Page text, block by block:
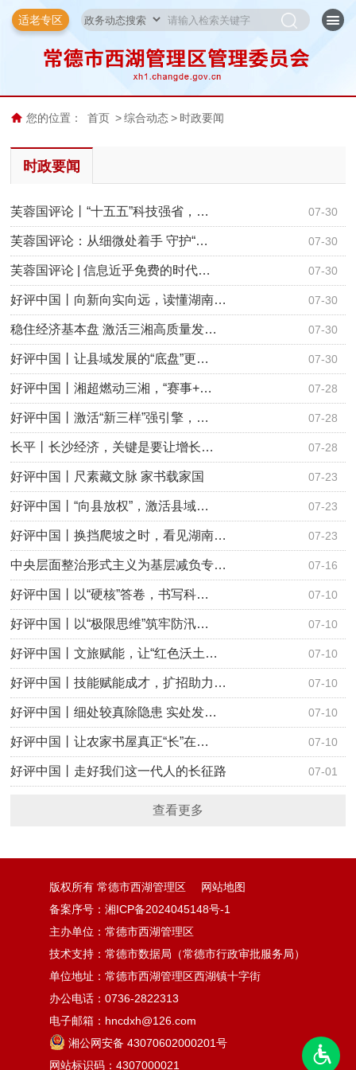
适老专区
您的位置： 首页 > 综合动态 > 时政要闻
时政要闻
07-30
芙蓉国评论丨“十五五”科技强省，…
07-30
芙蓉国评论：从细微处着手 守护“…
07-30
芙蓉国评论 | 信息近乎免费的时代…
07-30
好评中国丨向新向实向远，读懂湖南…
07-30
稳住经济基本盘 激活三湘高质量发…
07-30
好评中国丨让县域发展的“底盘”更…
07-28
好评中国丨湘超燃动三湘，“赛事+…
07-28
好评中国丨激活“新三样”强引擎，…
07-28
长平丨长沙经济，关键是要让增长…
07-23
好评中国丨尺素藏文脉 家书载家国
07-23
好评中国丨“向县放权”，激活县域…
07-23
好评中国丨换挡爬坡之时，看见湖南…
07-16
中央层面整治形式主义为基层减负专…
07-10
好评中国丨以“硬核”答卷，书写科…
07-10
好评中国丨以“极限思维”筑牢防汛…
07-10
好评中国丨文旅赋能，让“红色沃土…
07-10
好评中国丨技能赋能成才，扩招助力…
07-10
好评中国丨细处较真除隐患 实处发…
07-10
好评中国丨让农家书屋真正“长”在…
07-01
好评中国丨走好我们这一代人的长征路
查看更多
版权所有 常德市西湖管理区
网站地图
备案序号：湘ICP备2024045148号-1
主办单位：常德市西湖管理区
技术支持：常德市数据局（常德市行政审批服务局）
单位地址：常德市西湖管理区西湖镇十字街
办公电话：0736-2822313
电子邮箱：hncdxh@126.com
湘公网安备 43070602000201号
网站标识码：4307000021